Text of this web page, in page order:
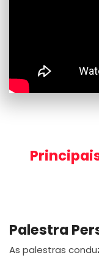
Palestra
As palestras